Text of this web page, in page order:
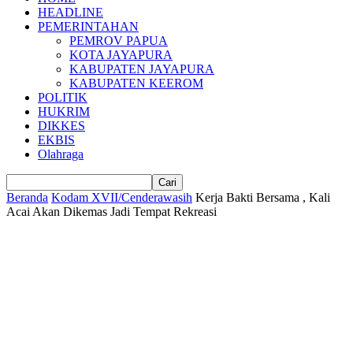
HEADLINE
PEMERINTAHAN
PEMROV PAPUA
KOTA JAYAPURA
KABUPATEN JAYAPURA
KABUPATEN KEEROM
POLITIK
HUKRIM
DIKKES
EKBIS
Olahraga
Beranda Kodam XVII/Cenderawasih Kerja Bakti Bersama , Kali
Acai Akan Dikemas Jadi Tempat Rekreasi